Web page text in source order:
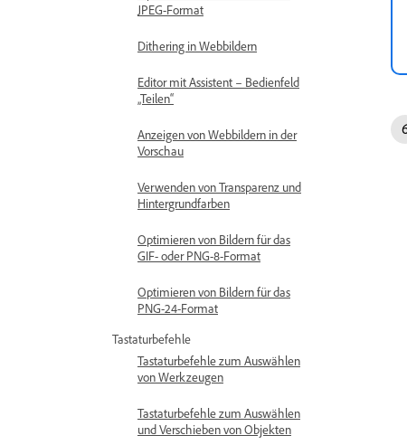
JPEG-Format
Dithering in Webbildern
Editor mit Assistent – Bedienfeld
„Teilen“
Anzeigen von Webbildern in der
Vorschau
Verwenden von Transparenz und
Hintergrundfarben
Optimieren von Bildern für das
GIF- oder PNG-8-Format
Optimieren von Bildern für das
PNG-24-Format
Tastaturbefehle
Tastaturbefehle zum Auswählen
von Werkzeugen
Tastaturbefehle zum Auswählen
und Verschieben von Objekten